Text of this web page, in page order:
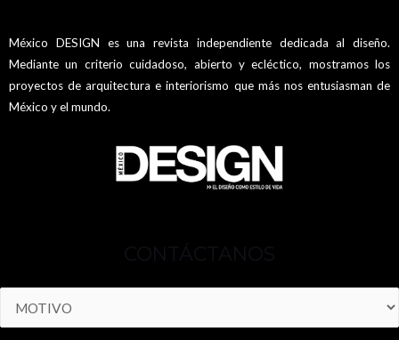
México DESIGN es una revista independiente dedicada al diseño.
Mediante un criterio cuidadoso, abierto y ecléctico, mostramos los
proyectos de arquitectura e interiorismo que más nos entusiasman de
México y el mundo.
CONTÁCTANOS